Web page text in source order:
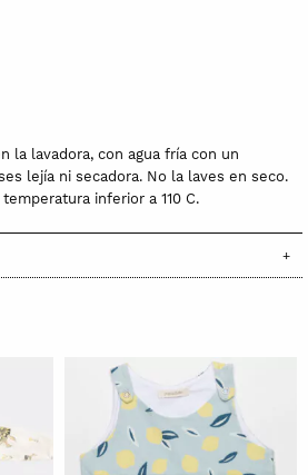
la lavadora, con agua fría con un
lejía ni secadora. No la laves en seco.
inferior a 110 C.